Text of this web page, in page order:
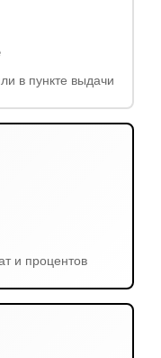
в пункте выдачи
и процентов